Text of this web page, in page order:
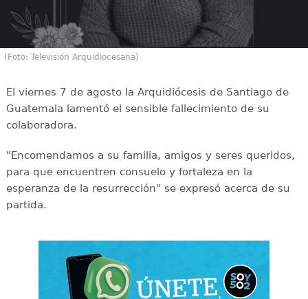
(Foto: Televisión Arquidiocesana)
El viernes 7 de agosto la Arquidiócesis de Santiago de
Guatemala lamentó el sensible fallecimiento de su
colaboradora.
"Encomendamos a su familia, amigos y seres queridos,
para que encuentren consuelo y fortaleza en la
esperanza de la resurrección" se expresó acerca de su
partida.